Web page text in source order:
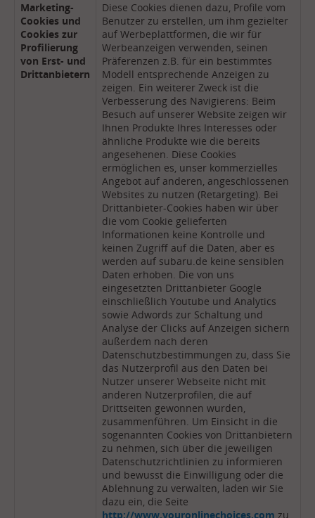
Marketing-
Cookies und
Cookies zur
Profilierung
von Erst- und
Drittanbietern
Diese Cookies dienen dazu, Profile vom
Benutzer zu erstellen, um ihm gezielter
auf Werbeplattformen, die wir für
Werbeanzeigen verwenden, seinen
Präferenzen z.B. für ein bestimmtes
Modell entsprechende Anzeigen zu
zeigen. Ein weiterer Zweck ist die
Verbesserung des Navigierens: Beim
Besuch auf unserer Website zeigen wir
Ihnen Produkte Ihres Interesses oder
ähnliche Produkte wie die bereits
angesehenen. Diese Cookies
ermöglichen es, unser kommerzielles
Angebot auf anderen, angeschlossenen
Websites zu nutzen (Retargeting). Bei
Drittanbieter-Cookies haben wir über
die vom Cookie gelieferten
Informationen keine Kontrolle und
keinen Zugriff auf die Daten, aber es
werden auf subaru.de keine sensiblen
Daten erhoben. Die von uns
eingesetzten Drittanbieter Google
einschließlich Youtube und Analytics
sowie Adwords zur Schaltung und
Analyse der Clicks auf Anzeigen sichern
außerdem nach deren
Datenschutzbestimmungen zu, dass Sie
das Nutzerprofil aus den Daten bei
Nutzer unserer Webseite nicht mit
anderen Nutzerprofilen, die auf
Drittseiten gewonnen wurden,
zusammenführen. Um Einsicht in die
sogenannten Cookies von Drittanbietern
zu nehmen, sich über die jeweiligen
Datenschutzrichtlinien zu informieren
und bewusst die Einwilligung oder die
Ablehnung zu verwalten, laden wir Sie
dazu ein, die Seite
http://www.youronlinechoices.com zu